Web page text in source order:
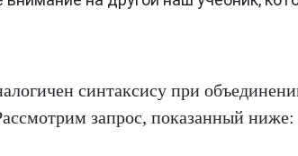
синтаксису при
запрос, показанный ниже: